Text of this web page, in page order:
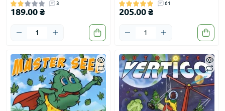
3
189.00 ₴
61
205.00 ₴